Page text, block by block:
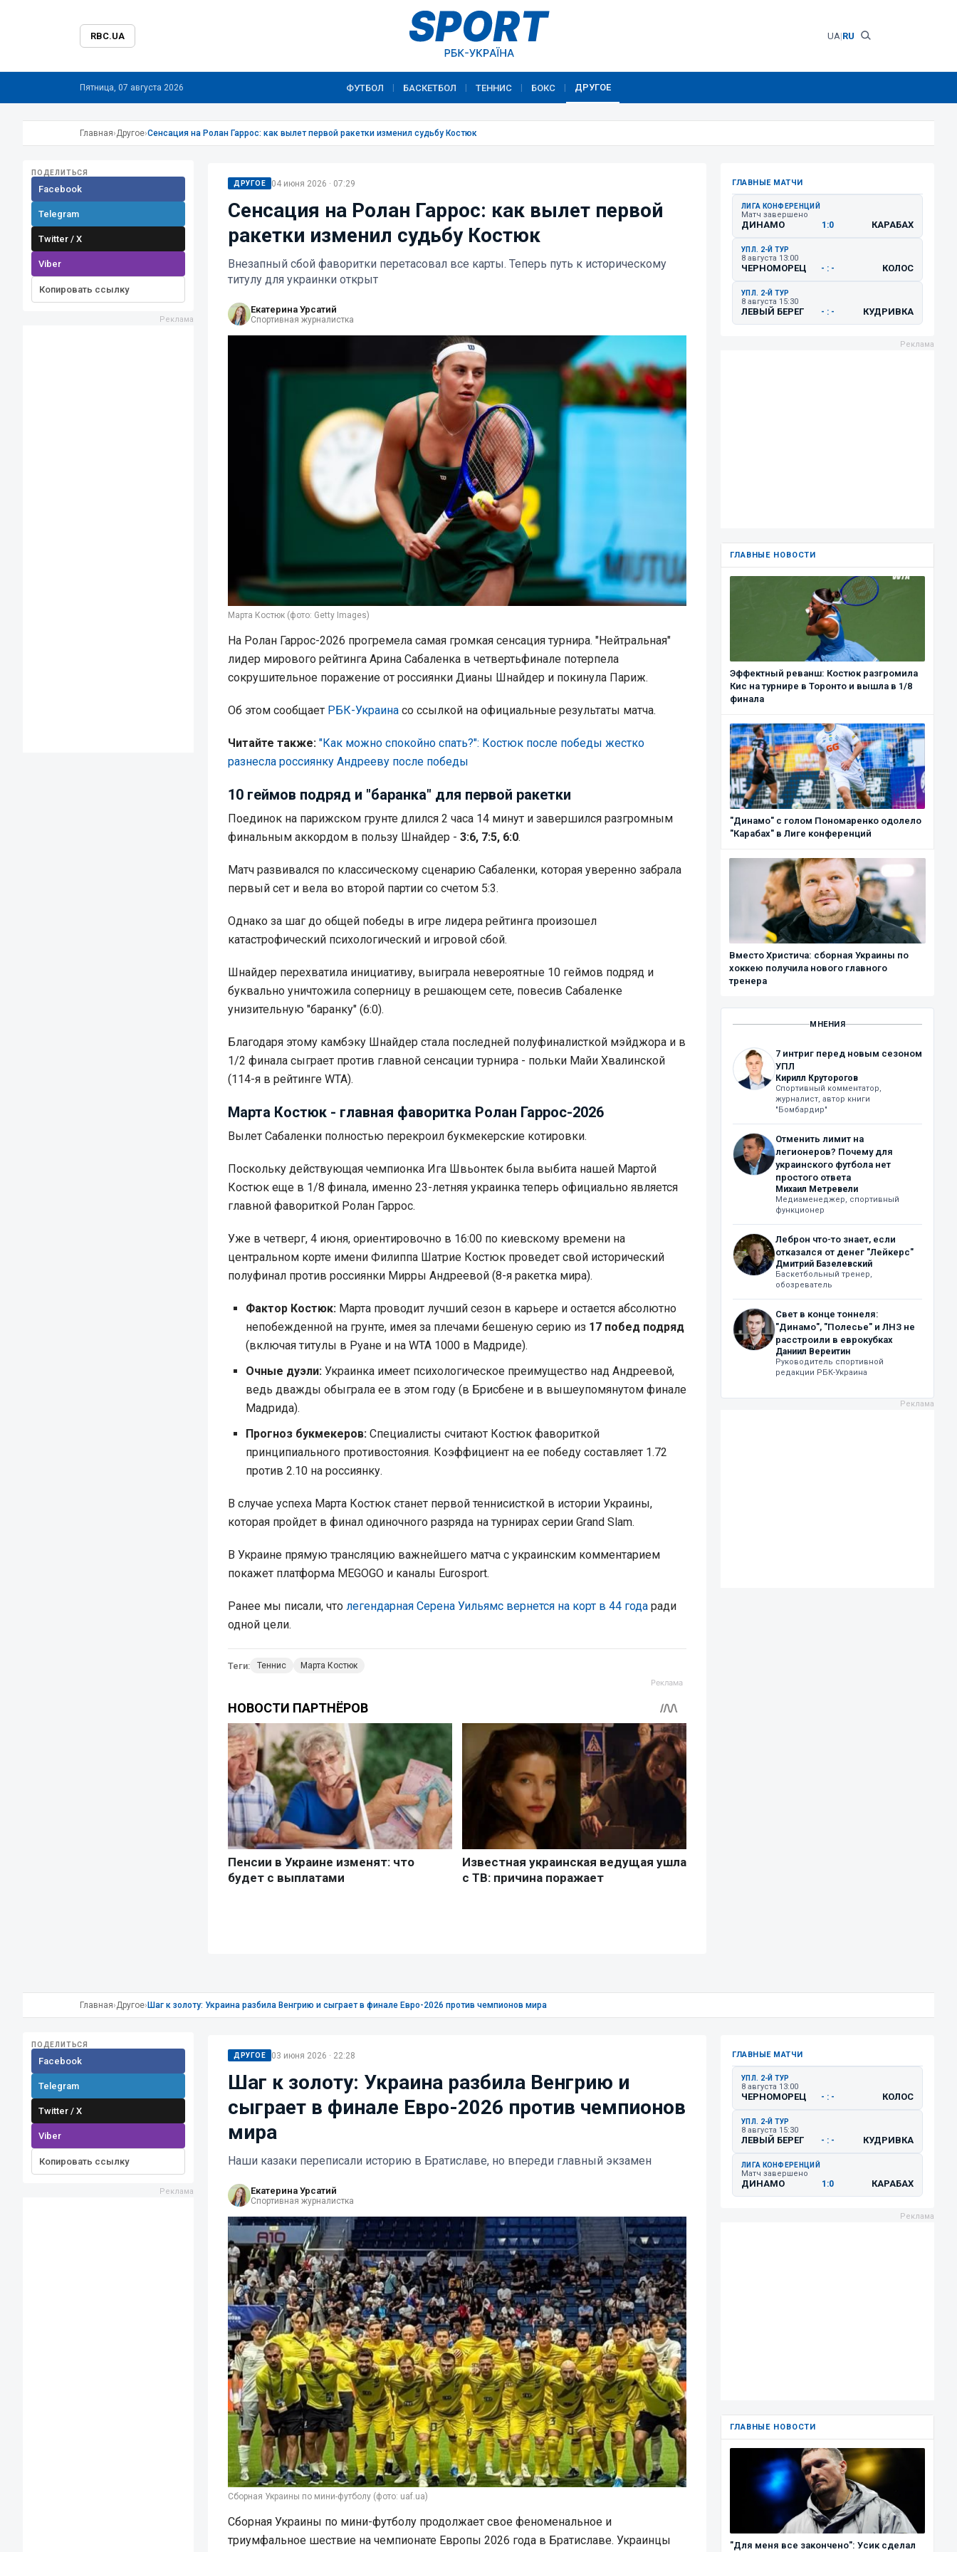
RBC.UA UA|RU
Пятница, 07 августа 2026 ФУТБОЛ БАСКЕТБОЛ ТЕННИС БОКС ДРУГОЕ
Главная›Другое›Сенсация на Ролан Гаррос: как вылет первой ракетки изменил судьбу Костюк
ПОДЕЛИТЬСЯ
Facebook
Telegram
Twitter / X
Viber
Копировать ссылку
ДРУГОЕ 04 июня 2026 · 07:29
Сенсация на Ролан Гаррос: как вылет первой
ракетки изменил судьбу Костюк
Внезапный сбой фаворитки перетасовал все карты. Теперь путь к историческому
титулу для украинки открыт
Екатерина Урсатий
Спортивная журналистка
Марта Костюк (фото: Getty Images)
На Ролан Гаррос-2026 прогремела самая громкая сенсация турнира. "Нейтральная"
лидер мирового рейтинга Арина Сабаленка в четвертьфинале потерпела
сокрушительное поражение от россиянки Дианы Шнайдер и покинула Париж.
Об этом сообщает РБК-Украина со ссылкой на официальные результаты матча.
Читайте также: "Как можно спокойно спать?": Костюк после победы жестко
разнесла россиянку Андрееву после победы
10 геймов подряд и "баранка" для первой ракетки
Поединок на парижском грунте длился 2 часа 14 минут и завершился разгромным
финальным аккордом в пользу Шнайдер - 3:6, 7:5, 6:0.
Матч развивался по классическому сценарию Сабаленки, которая уверенно забрала
первый сет и вела во второй партии со счетом 5:3.
Однако за шаг до общей победы в игре лидера рейтинга произошел
катастрофический психологический и игровой сбой.
Шнайдер перехватила инициативу, выиграла невероятные 10 геймов подряд и
буквально уничтожила соперницу в решающем сете, повесив Сабаленке
унизительную "баранку" (6:0).
Благодаря этому камбэку Шнайдер стала последней полуфиналисткой мэйджора и в
1/2 финала сыграет против главной сенсации турнира - польки Майи Хвалинской
(114-я в рейтинге WTA).
Марта Костюк - главная фаворитка Ролан Гаррос-2026
Вылет Сабаленки полностью перекроил букмекерские котировки.
Поскольку действующая чемпионка Ига Швьонтек была выбита нашей Мартой
Костюк еще в 1/8 финала, именно 23-летняя украинка теперь официально является
главной фавориткой Ролан Гаррос.
Уже в четверг, 4 июня, ориентировочно в 16:00 по киевскому времени на
центральном корте имени Филиппа Шатрие Костюк проведет свой исторический
полуфинал против россиянки Мирры Андреевой (8-я ракетка мира).
Фактор Костюк: Марта проводит лучший сезон в карьере и остается абсолютно
непобежденной на грунте, имея за плечами бешеную серию из 17 побед подряд
(включая титулы в Руане и на WTA 1000 в Мадриде).
Очные дуэли: Украинка имеет психологическое преимущество над Андреевой,
ведь дважды обыграла ее в этом году (в Брисбене и в вышеупомянутом финале
Мадрида).
Прогноз букмекеров: Специалисты считают Костюк фавориткой
принципиального противостояния. Коэффициент на ее победу составляет 1.72
против 2.10 на россиянку.
В случае успеха Марта Костюк станет первой теннисисткой в истории Украины,
которая пройдет в финал одиночного разряда на турнирах серии Grand Slam.
В Украине прямую трансляцию важнейшего матча с украинским комментарием
покажет платформа MEGOGO и каналы Eurosport.
Ранее мы писали, что легендарная Серена Уильямс вернется на корт в 44 года ради
одной цели.
Теги: Теннис Марта Костюк
ГЛАВНЫЕ МАТЧИ
ЛИГА КОНФЕРЕНЦИЙ
Матч завершено
ДИНАМО 1:0 КАРАБАХ
УПЛ. 2-Й ТУР
8 августа 13:00
ЧЕРНОМОРЕЦ - : - КОЛОС
УПЛ. 2-Й ТУР
8 августа 15:30
ЛЕВЫЙ БЕРЕГ - : - КУДРИВКА
ГЛАВНЫЕ НОВОСТИ
Эффектный реванш: Костюк разгромила
Кис на турнире в Торонто и вышла в 1/8
финала
"Динамо" с голом Пономаренко одолело
"Карабах" в Лиге конференций
Вместо Христича: сборная Украины по
хоккею получила нового главного
тренера
МНЕНИЯ
7 интриг перед новым сезоном
УПЛ
Кирилл Круторогов
Спортивный комментатор,
журналист, автор книги
"Бомбардир"
Отменить лимит на
легионеров? Почему для
украинского футбола нет
простого ответа
Михаил Метревели
Медиаменеджер, спортивный
функционер
Леброн что-то знает, если
отказался от денег "Лейкерс"
Дмитрий Базелевский
Баскетбольный тренер,
обозреватель
Свет в конце тоннеля:
"Динамо", "Полесье" и ЛНЗ не
расстроили в еврокубках
Даниил Вереитин
Руководитель спортивной
редакции РБК-Украина
Главная›Другое› Шаг к золоту: Украина разбила Венгрию и сыграет в финале Евро-2026 против чемпионов мира
ПОДЕЛИТЬСЯ
Facebook
Telegram
Twitter / X
Viber
Копировать ссылку
ДРУГОЕ 03 июня 2026 · 22:28
Шаг к золоту: Украина разбила Венгрию и
сыграет в финале Евро-2026 против чемпионов
мира
Наши казаки переписали историю в Братиславе, но впереди главный экзамен
Екатерина Урсатий
Спортивная журналистка
Сборная Украины по мини-футболу (фото: uaf.ua)
Сборная Украины по мини-футболу продолжает свое феноменальное и
триумфальное шествие на чемпионате Европы 2026 года в Братиславе. Украинцы
ГЛАВНЫЕ МАТЧИ
УПЛ. 2-Й ТУР
8 августа 13:00
ЧЕРНОМОРЕЦ - : - КОЛОС
УПЛ. 2-Й ТУР
8 августа 15:30
ЛЕВЫЙ БЕРЕГ - : - КУДРИВКА
ЛИГА КОНФЕРЕНЦИЙ
Матч завершено
ДИНАМО 1:0 КАРАБАХ
ГЛАВНЫЕ НОВОСТИ
"Для меня все закончено": Усик сделал